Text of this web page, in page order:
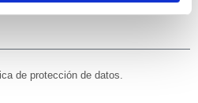
de protección de datos.